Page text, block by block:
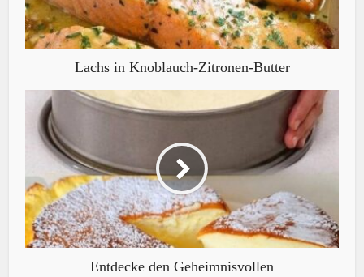
Lachs in Knoblauch-Zitronen-Butter
Entdecke den Geheimnisvollen